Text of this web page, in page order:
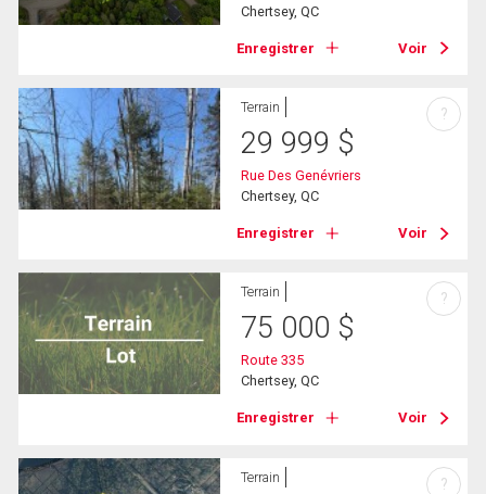
Chertsey, QC
Enregistrer Voir
Terrain
29 999 $
Rue Des Genévriers
Chertsey, QC
Enregistrer Voir
?
Terrain
75 000 $
Route 335
Chertsey, QC
Enregistrer Voir
?
Terrain ?